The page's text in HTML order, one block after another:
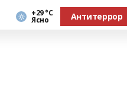
+29 °С
Ясно Антитеррор